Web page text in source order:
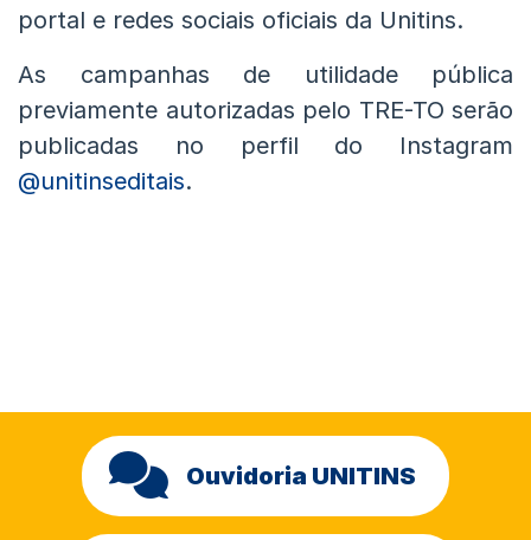
portal e redes sociais oficiais da Unitins.
As campanhas de utilidade pública
previamente autorizadas pelo TRE-TO serão
publicadas no perfil do Instagram
@unitinseditais.
Ouvidoria UNITINS